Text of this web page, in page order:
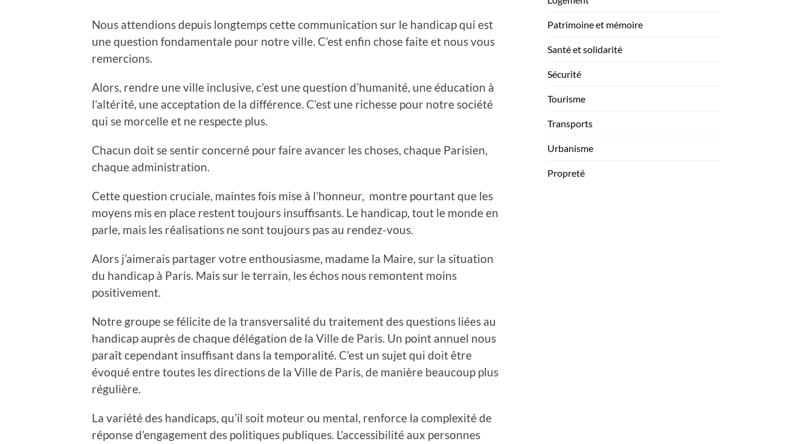
Nous attendions depuis longtemps cette communication sur le handicap qui est
une question fondamentale pour notre ville. C’est enfin chose faite et nous vous
remercions.
Alors, rendre une ville inclusive, c’est une question d’humanité, une éducation à
l’altérité, une acceptation de la différence. C’est une richesse pour notre société
qui se morcelle et ne respecte plus.
Chacun doit se sentir concerné pour faire avancer les choses, chaque Parisien,
chaque administration.
Cette question cruciale, maintes fois mise à l’honneur, montre pourtant que les
moyens mis en place restent toujours insuffisants. Le handicap, tout le monde en
parle, mais les réalisations ne sont toujours pas au rendez-vous.
Alors j’aimerais partager votre enthousiasme, madame la Maire, sur la situation
du handicap à Paris. Mais sur le terrain, les échos nous remontent moins
positivement.
Notre groupe se félicite de la transversalité du traitement des questions liées au
handicap auprès de chaque délégation de la Ville de Paris. Un point annuel nous
paraît cependant insuffisant dans la temporalité. C’est un sujet qui doit être
évoqué entre toutes les directions de la Ville de Paris, de manière beaucoup plus
régulière.
La variété des handicaps, qu’il soit moteur ou mental, renforce la complexité de
réponse d’engagement des politiques publiques. L’accessibilité aux personnes
Patrimoine et mémoire
Santé et solidarité
Sécurité
Tourisme
Transports
Urbanisme
Propreté